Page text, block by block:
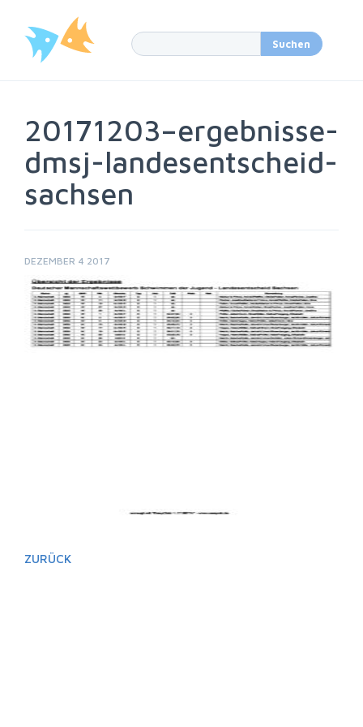
20171203–ergebnisse-
dmsj-landesentscheid-
sachsen
DEZEMBER 4 2017
ZURÜCK